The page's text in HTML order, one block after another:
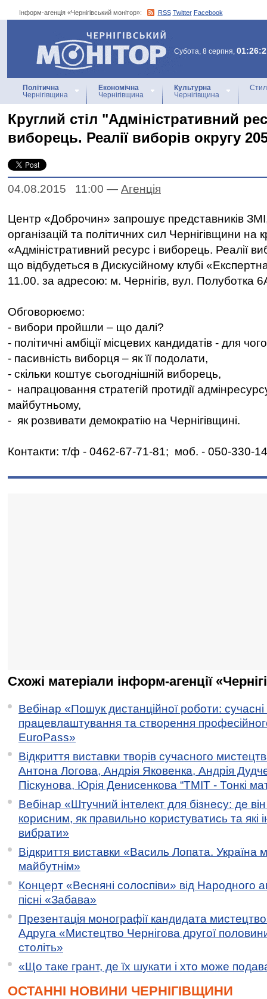
Інформ-агенція «Чернігівський монітор»: RSS Twitter Facebook
Інформ-агенція
«Чернігівський монітор»
Субота, 8 серпня,
Політична
Чернігівщина
Економічна
Чернігівщина
Культурна
Чернігівщина
Круглий стіл "Адміністративний
виборець. Реалії виборів округу
04.08.2015 11:00 — Агенцiя
Центр «Доброчин» запрошує представників
організацій та політичних сил Чернігівщини на
«Адміністративний ресурс і виборець. Реалії
що відбудеться в Дискусійному клубі
11.00. за адресою: м. Чернігів, вул. Полуботка
Обговорюємо:
- вибори пройшли – що далі?
- політичні амбіції місцевих кандидатів - для
- пасивність виборця – як її подолати,
- скільки коштує сьогоднішній виборець,
- напрацювання стратегій протидії
майбутньому,
- як розвивати демократію на Чернігівщині.
Контакти: т/ф - 0462-67-71-81; моб. - 050-330-
Схожі матеріали інформ-агенції
Вебінар «Пошук дистанційної роботи:
працевлаштування та створення
EuroPass»
Відкриття виставки творів сучасного
Антона Логова, Андрія Яковенка, Андрія
Піскунова, Юрія Денисенкова “ТМІТ - Тонкі
Вебінар «Штучний інтелект для бізнесу: де
корисним, як правильно користуватись та які
вибрати»
Відкриття виставки «Василь Лопата. Україна
майбутнім»
Концерт «Весняні солоспіви» від Народного
пісні «Забава»
Презентація монографії кандидата
Адруга «Мистецтво Чернігова другої
століть»
«Що таке грант, де їх шукати і хто може
ОСТАННІ НОВИНИ ЧЕРНІГІВЩИНИ